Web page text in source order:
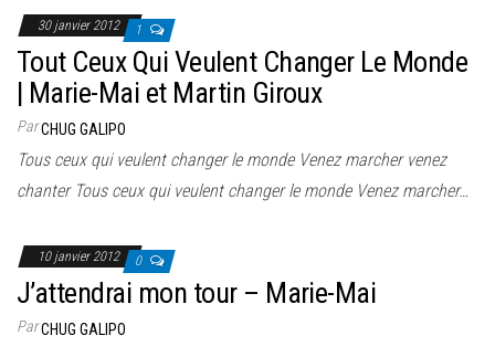
30 janvier 2012 1
Tout Ceux Qui Veulent Changer Le Monde
| Marie-Mai et Martin Giroux
ParCHUG GALIPO
Tous ceux qui veulent changer le monde Venez marcher venez
chanter Tous ceux qui veulent changer le monde Venez marcher…
10 janvier 2012 0
J’attendrai mon tour – Marie-Mai
ParCHUG GALIPO